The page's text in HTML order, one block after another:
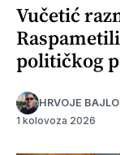
Vučetić
političkog
HRVOJE BAJLO
1 kolovoza 2026